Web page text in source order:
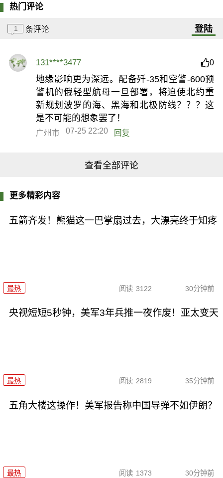
热门评论
1 条评论 登陆
131****3477 0
地缘影响更为深远。配备歼-35和空警-600预
警机的俄轻型航母一旦部署，将迫使北约重
新规划波罗的海、黑海和北极防线？？？这
是不可能的想象罢了！
广州市 07-25 22:20 回复
查看全部评论
更多精彩内容
五箭齐发！熊猫这一巴掌扇过去，大漂亮终于知疼
最热 阅读 3122 30分钟前
央视短短5秒钟，美军3年兵推一夜作废！亚太变天
最热 阅读 2819 35分钟前
五角大楼这操作！美军报告称中国导弹不如伊朗？
最热 阅读 1373 30分钟前